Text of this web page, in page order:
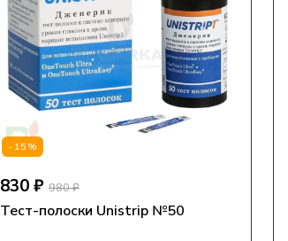
-15%
830 ₽ 980 ₽
Тест-полоски Unistrip №50